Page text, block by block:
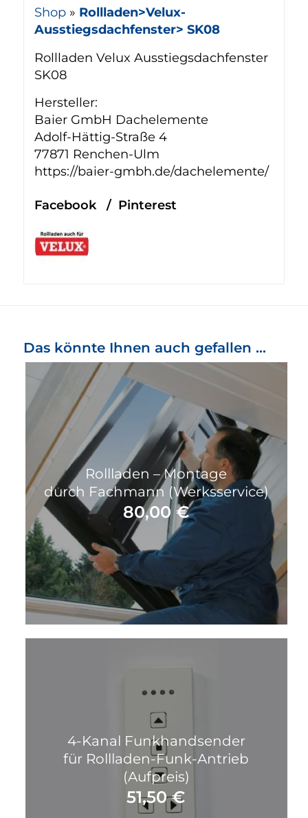
Shop» Rollladen>Velux-
Ausstiegsdachfenster> SK08
Rollladen Velux Ausstiegsdachfenster
SK08
Hersteller:
Baier GmbH Dachelemente
Adolf-Hättig-Straße 4
77871 Renchen-Ulm
https://baier-gmbh.de/dachelemente/
Facebook/ Pinterest
Das könnte Ihnen auch gefallen …
Rollladen – Montage
durch Fachmann (Werksservice)
80,00€
4-Kanal Funkhandsender
für Rollladen-Funk-Antrieb
(Aufpreis)
51,50€